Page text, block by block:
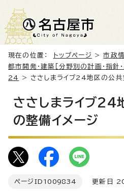
現在の位置： トップページ >市政
都市開発・建築［分野別の計画・指針・
24
> ささしまライブ24地区の公共
ささしまライブ24
の整備イメージ
ページID 1009834 更新日